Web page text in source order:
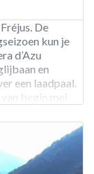
De
kun je
d’Azu
en
een laadpaal.
begin mei